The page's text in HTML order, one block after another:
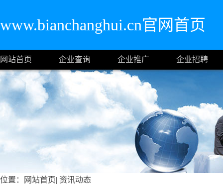
www.bianchanghui.cn官网首页
网站首页 企业查询 企业推广 企业招聘
位置： 网站首页| 资讯动态